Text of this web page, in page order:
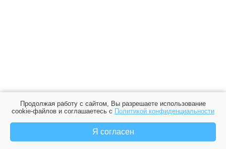
Продолжая работу с сайтом, Вы разрешаете использование
cookie-файлов и соглашаетесь с Политикой конфиденциальности
Я согласен